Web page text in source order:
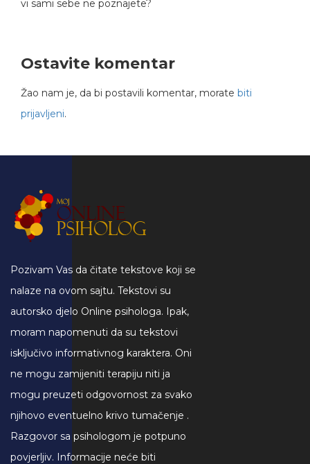
vi sami sebe ne poznajete?
Ostavite komentar
Žao nam je, da bi postavili komentar, morate biti
prijavljeni.
Pozivam Vas da čitate tekstove koji se
nalaze na ovom sajtu. Tekstovi su
autorsko djelo Online psihologa. Ipak,
moram napomenuti da su tekstovi
isključivo informativnog karaktera. Oni
ne mogu zamijeniti terapiju niti ja
mogu preuzeti odgovornost za svako
njihovo eventuelno krivo tumačenje .
Razgovor sa psihologom je potpuno
povjerljiv. Informacije neće biti